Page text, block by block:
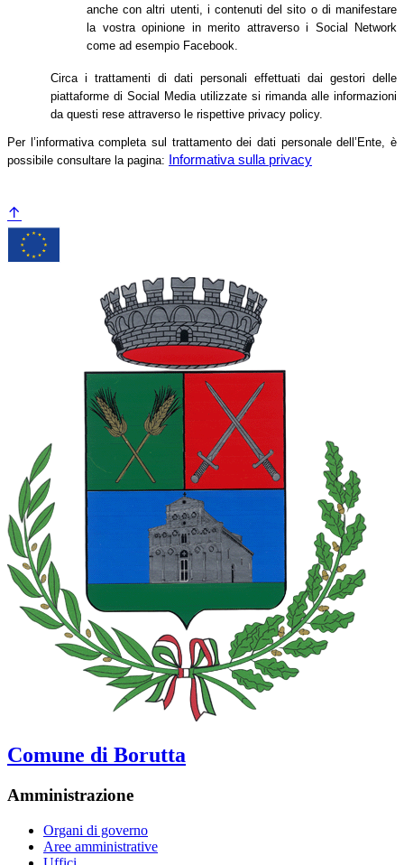
anche con altri utenti, i contenuti del sito o di manifestare
la vostra opinione in merito attraverso i Social Network
come ad esempio Facebook.
Circa i trattamenti di dati personali effettuati dai gestori delle
piattaforme di Social Media utilizzate si rimanda alle informazioni
da questi rese attraverso le rispettive privacy policy.
Per l’informativa completa sul trattamento dei dati personale dell’Ente, è
possibile consultare la pagina:
Informativa sulla privacy
Comune di Borutta
Amministrazione
Organi di governo
Aree amministrative